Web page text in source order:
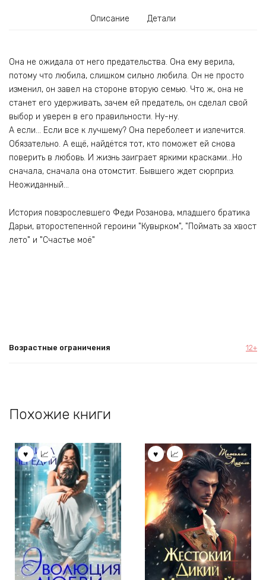
Описание Детали
Она не ожидала от него предательства. Она ему верила,
потому что любила, слишком сильно любила. Он не просто
изменил, он завел на стороне вторую семью. Что ж, она не
станет его удерживать, зачем ей предатель, он сделал свой
выбор и уверен в его правильности. Ну-ну.
А если… Если все к лучшему? Она переболеет и излечится.
Обязательно. А ещё, найдётся тот, кто поможет ей снова
поверить в любовь. И жизнь заиграет яркими красками…Но
сначала, сначала она отомстит. Бывшего ждет сюрприз.
Неожиданный…
История повзрослевшего Феди Розанова, младшего братика
Дарьи, второстепенной героини "Кувырком", "Поймать за хвост
лето" и "Счастье моё"
Возрастные ограничения 12+
Похожие книги